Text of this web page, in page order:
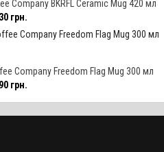
Company BKRFL Ceramic Mug 420 мл
грн.
Company Freedom Flag Mug 300 мл
грн.